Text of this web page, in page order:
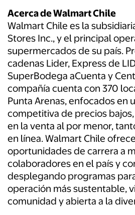
Acerca de Walmart Chile
Walmart Chile es la
Stores Inc., y el principal
supermercados de su país.
cadenas Lider, Express de
SuperBodega aCuenta y
compañía cuenta con 370
Punta Arenas, enfocados en
competitiva de precios
en la venta al por menor,
en línea. Walmart Chile
oportunidades de carrera a
colaboradores en el país y
desplegando programas
operación más sustentable,
comunidad y abierta a la